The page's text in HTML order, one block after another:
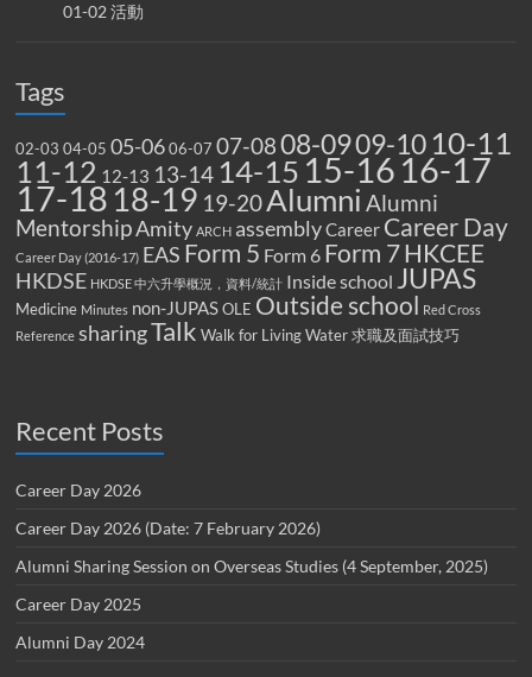
01-02 活動
Tags
02-03 04-05 05-06 06-07 07-0808-0909-10 10-11
11-12 12-13 13-14 14-15 15-16 16-17
17-18 18-19 19-20Alumni Alumni
MentorshipAmity ARCH assemblyCareer Career Day
Career Day (2016-17) EAS Form 5 Form 6 Form 7HKCEE
HKDSE HKDSE 中六升學概況，資料/統計 Inside school JUPAS
Medicine Minutes non-JUPAS OLE Outside school Red Cross
Reference sharingTalk Walk for Living Water 求職及面試技巧
Recent Posts
Career Day 2026
Career Day 2026 (Date: 7 February 2026)
Alumni Sharing Session on Overseas Studies (4 September, 2025)
Career Day 2025
Alumni Day 2024